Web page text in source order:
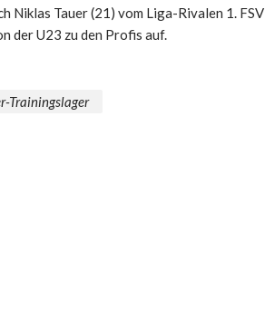
Niklas Tauer (21) vom Liga-Rivalen 1. FSV
der U23 zu den Profis auf.
Trainingslager